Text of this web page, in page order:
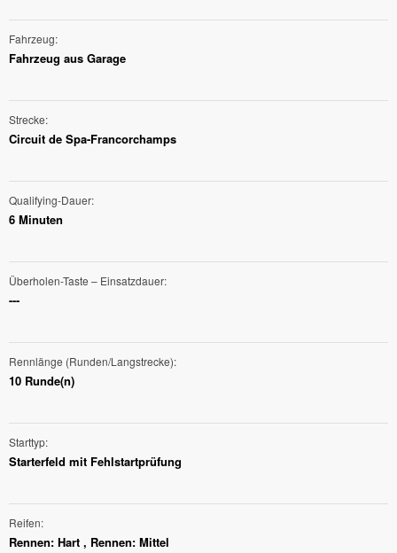
Fahrzeug
Fahrzeug aus Garage
Strecke
Circuit de Spa-Francorchamps
Qualifying-Dauer
6 Minuten
Überholen-Taste – Einsatzdauer
---
Rennlänge (Runden/Langstrecke)
10 Runde(n)
Starttyp
Starterfeld mit Fehlstartprüfung
Reifen
Rennen: Hart , Rennen: Mittel